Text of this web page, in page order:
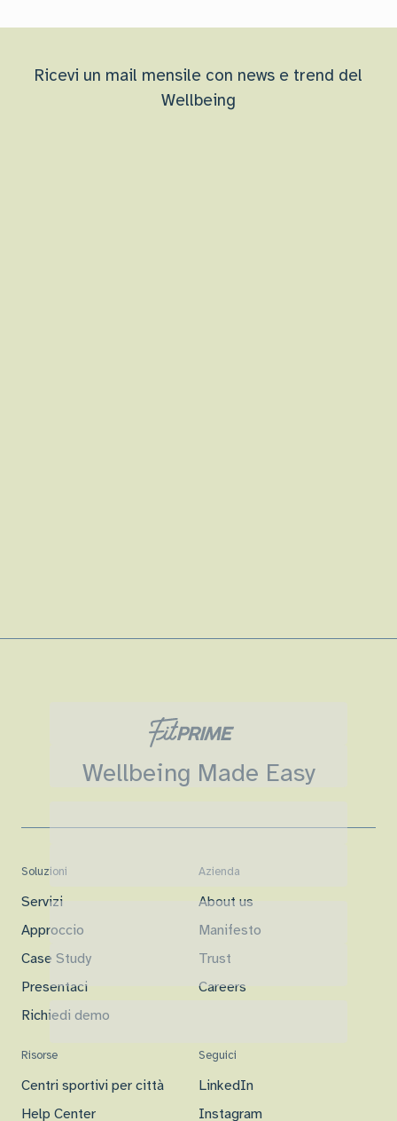
Ricevi un mail mensile con news e trend del
Wellbeing
Wellbeing Made Easy
Soluzioni
Servizi
Approccio
Case Study
Presentaci
Richiedi demo
Azienda
About us
Manifesto
Trust
Careers
Risorse
Centri sportivi per città
Help Center
Seguici
LinkedIn
Instagram